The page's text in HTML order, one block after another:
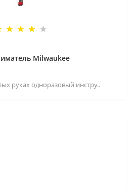
Milwaukee
руках одноразовый инстру..